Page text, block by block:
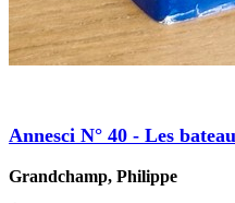
Annesci N° 40 - Les
Grandchamp, Philippe